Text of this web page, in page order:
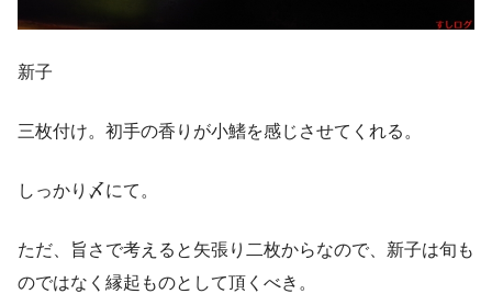
新子
三枚付け。初手の香りが小鰭を感じさせてくれる。
しっかり〆にて。
ただ、旨さで考えると矢張り二枚からなので、新子は旬も
のではなく縁起ものとして頂くべき。